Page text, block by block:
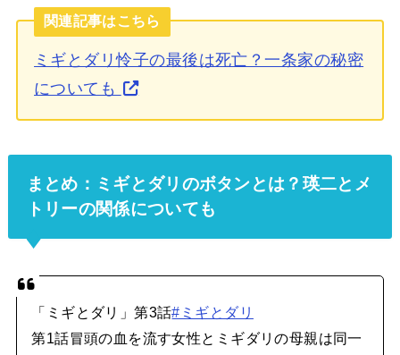
関連記事はこちら
ミギとダリ怜子の最後は死亡？一条家の秘密
についても
まとめ：ミギとダリのボタンとは？瑛二とメ
トリーの関係についても
「ミギとダリ」第3話#ミギとダリ
第1話冒頭の血を流す女性とミギダリの母親は同一